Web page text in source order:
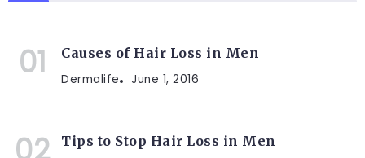
Causes of Hair Loss in Men
Dermalife June 1, 2016
Tips to Stop Hair Loss in Men